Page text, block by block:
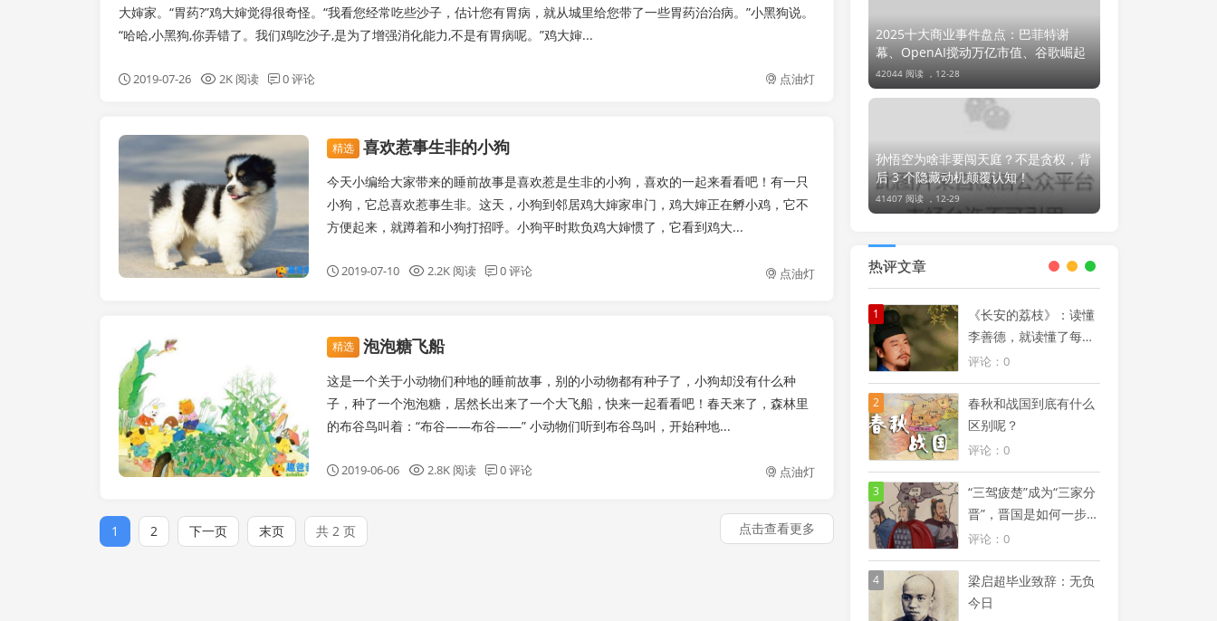
大婶家。“胃药?”鸡大婶觉得很奇怪。“我看您经常吃些沙子，估计您有胃病，就从城里给您带了一些胃药治治病。”小黑狗说。
“哈哈,小黑狗,你弄错了。我们鸡吃沙子,是为了增强消化能力,不是有胃病呢。”鸡大婶...
2019-07-26 2K 阅读 0 评论 点油灯
睡前故事
精选 喜欢惹事生非的小狗
今天小编给大家带来的睡前故事是喜欢惹是生非的小狗，喜欢的一起来看看吧！有一只
小狗，它总喜欢惹事生非。这天，小狗到邻居鸡大婶家串门，鸡大婶正在孵小鸡，它不
方便起来，就蹲着和小狗打招呼。小狗平时欺负鸡大婶惯了，它看到鸡大...
2019-07-10 2.2K 阅读 0 评论 点油灯
睡前故事
精选 泡泡糖飞船
这是一个关于小动物们种地的睡前故事，别的小动物都有种子了，小狗却没有什么种
子，种了一个泡泡糖，居然长出来了一个大飞船，快来一起看看吧！春天来了，森林里
的布谷鸟叫着：“布谷——布谷——” 小动物们听到布谷鸟叫，开始种地...
2019-06-06 2.8K 阅读 0 评论 点油灯
1 2 下一页 末页 共 2 页 点击查看更多
2025十大商业事件盘点：巴菲特谢
幕、OpenAI搅动万亿市值、谷歌崛起
42044 阅读 ， 12-28
孙悟空为啥非要闯天庭？不是贪权，背
后 3 个隐藏动机颠覆认知！
41407 阅读 ， 12-29
热评文章
1
《长安的荔枝》：读懂
李善德，就读懂了每个
打工人的修行
评论：0
2
春秋和战国到底有什么
区别呢？
评论：0
3
“三驾疲楚”成为“三家分
晋”，晋国是如何一步步
被瓜分的
评论：0
4
梁启超毕业致辞：无负
今日